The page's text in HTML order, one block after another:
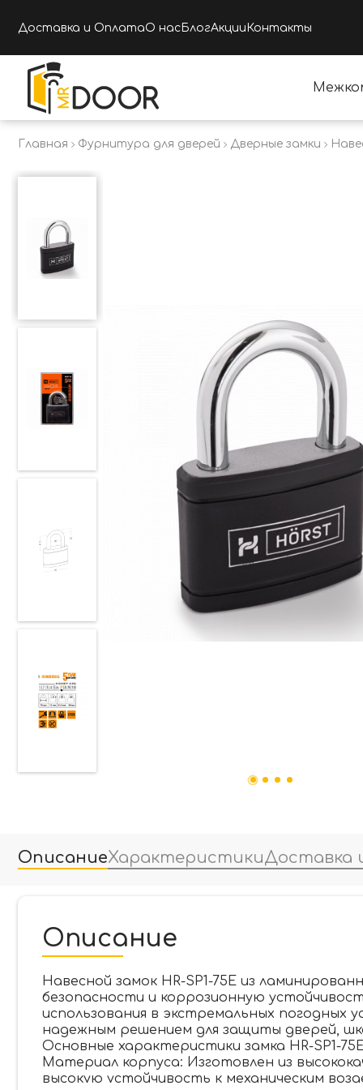
Доставка и ОплатаО нас БлогАкции Контакты
Главная Фурнитура для дверей Дверные замки
ОписаниеХарактеристикиДоставка
Описание
Навесной замок HR-SP1-75E из
безопасности и коррозионную
использования в экстремальных погодных
надежным решением для защиты дверей,
Основные характеристики замка HR-SP1-
Материал корпуса: Изготовлен из
высокую устойчивость к механическим